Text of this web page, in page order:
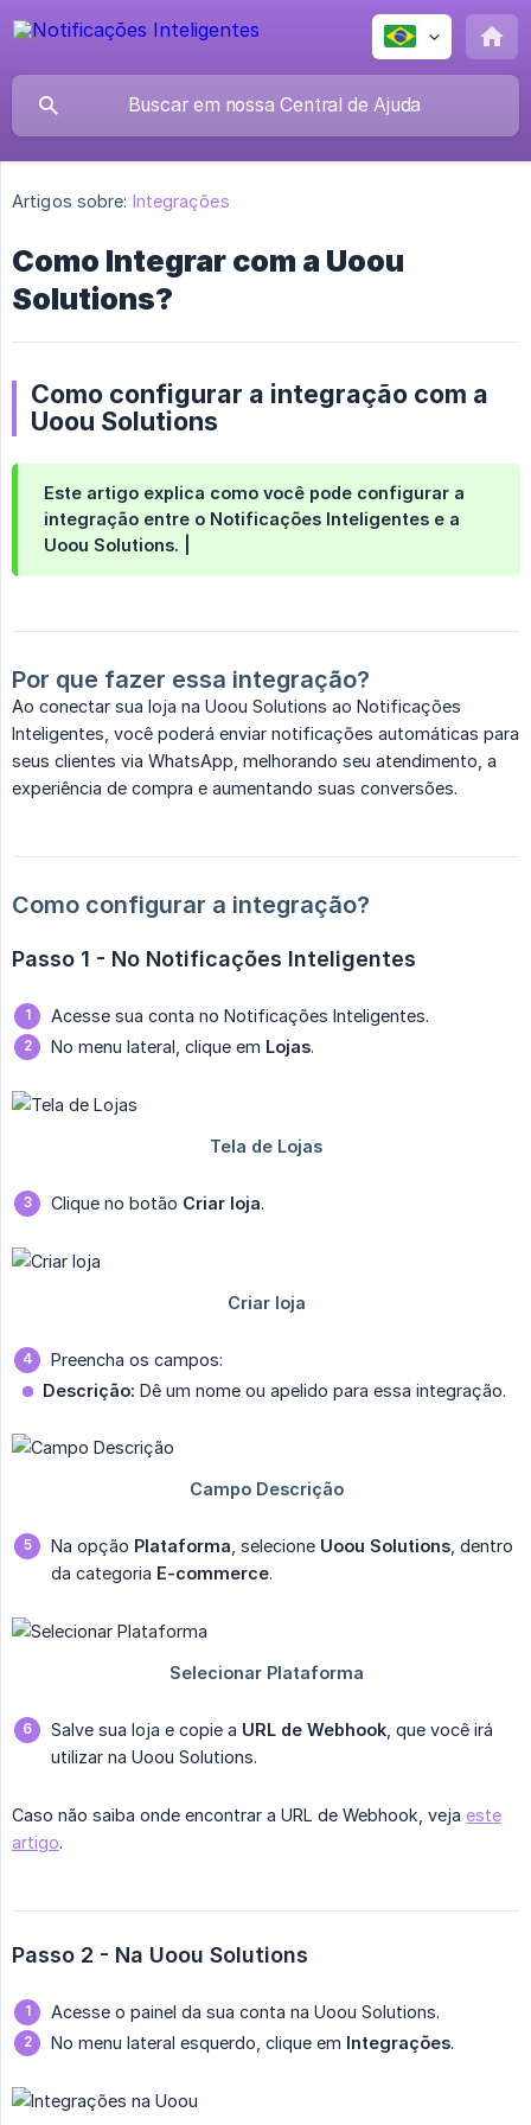
Artigos sobre: Integrações
Como Integrar com a Uoou
Solutions?
Como configurar a integração com a
Uoou Solutions
Este artigo explica como você pode configurar a
integração entre o Notificações Inteligentes e a
Uoou Solutions. |
Por que fazer essa integração?
Ao conectar sua loja na Uoou Solutions ao Notificações
Inteligentes, você poderá enviar notificações automáticas para
seus clientes via WhatsApp, melhorando seu atendimento, a
experiência de compra e aumentando suas conversões.
Como configurar a integração?
Passo 1 - No Notificações Inteligentes
Acesse sua conta no Notificações Inteligentes.
No menu lateral, clique em Lojas.
Clique no botão Criar loja.
Preencha os campos:
Descrição: Dê um nome ou apelido para essa integração.
Na opção Plataforma , selecione Uoou Solutions , dentro
da categoria E-commerce.
Salve sua loja e copie a URL de Webhook , que você irá
utilizar na Uoou Solutions.
Caso não saiba onde encontrar a URL de Webhook, veja este
artigo.
Passo 2 - Na Uoou Solutions
Acesse o painel da sua conta na Uoou Solutions.
No menu lateral esquerdo, clique em Integrações.